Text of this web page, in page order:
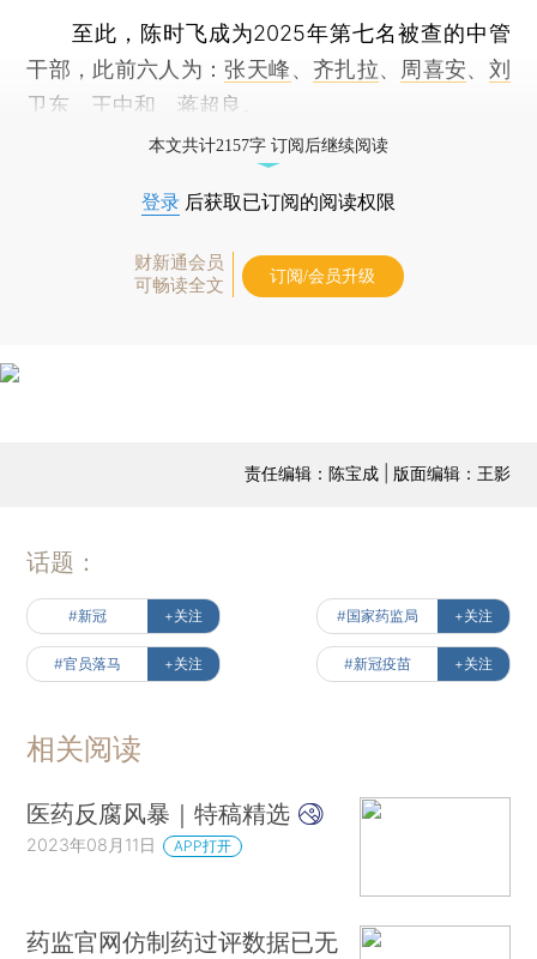
至此，陈时飞成为2025年第七名被查的中管
干部，此前六人为：张天峰、 齐扎拉、 周喜安、 刘
卫东
王中和 、蒋超良
本文共计2157字 订阅后继续阅读
登录 后获取已订阅的阅读权限
财新通会员
可畅读全文
订阅/会员升级
责任编辑：陈宝成 | 版面编辑：王影
话题：
#新冠 +关注 #国家药监局 +关注
#官员落马 +关注 #新冠疫苗 +关注
相关阅读
医药反腐风暴｜特稿精选
2023年08月11日 APP打开
药监官网仿制药过评数据已无